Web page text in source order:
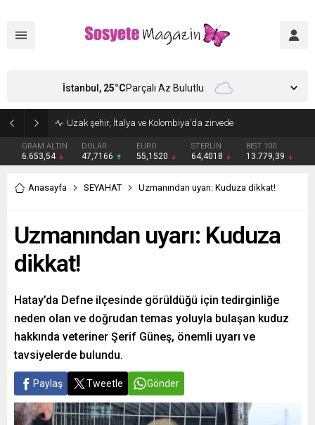
GRAM ALTIN
6.653,54
DOLAR
47,7166
EURO
55,1520
STERLİN
64,4018
BIST 100
13.779,39
İstanbul, 25°CParçalı Az Bulutlu
Anasayfa SEYAHAT Uzmanından uyarı: Kuduza dikkat!
Uzmanından uyarı: Kuduza
dikkat!
Hatay’da Defne ilçesinde görüldüğü için tedirginliğe
neden olan ve doğrudan temas yoluyla bulaşan kuduz
hakkında veteriner Şerif Güneş, önemli uyarı ve
tavsiyelerde bulundu.
Paylaş Tweetle Gönder